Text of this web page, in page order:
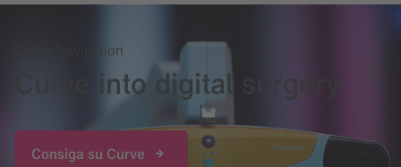
Curve Navigation
Curve into digital surgery
Consiga su Curve